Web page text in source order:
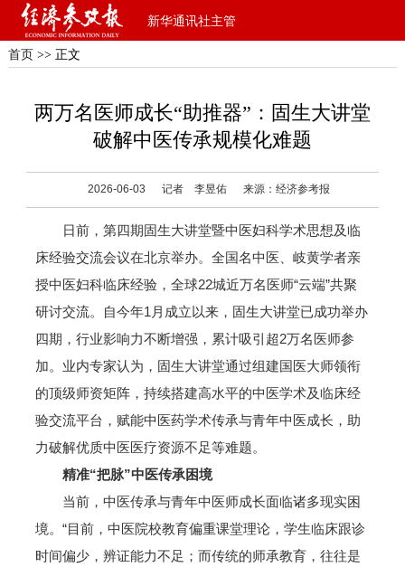
新华通讯社主管
首页 >> 正文
两万名医师成长“助推器”：固生大讲堂
破解中医传承规模化难题
2026-06-03 记者 李昱佑 来源：经济参考报
日前，第四期固生大讲堂暨中医妇科学术思想及临
床经验交流会议在北京举办。全国名中医、岐黄学者亲
授中医妇科临床经验，全球22城近万名医师“云端”共聚
研讨交流。自今年1月成立以来，固生大讲堂已成功举办
四期，行业影响力不断增强，累计吸引超2万名医师参
加。业内专家认为，固生大讲堂通过组建国医大师领衔
的顶级师资矩阵，持续搭建高水平的中医学术及临床经
验交流平台，赋能中医药学术传承与青年中医成长，助
力破解优质中医医疗资源不足等难题。
精准“把脉”中医传承困境
当前，中医传承与青年中医师成长面临诸多现实困
境。“目前，中医院校教育偏重课堂理论，学生临床跟诊
时间偏少，辨证能力不足；而传统的师承教育，往往是